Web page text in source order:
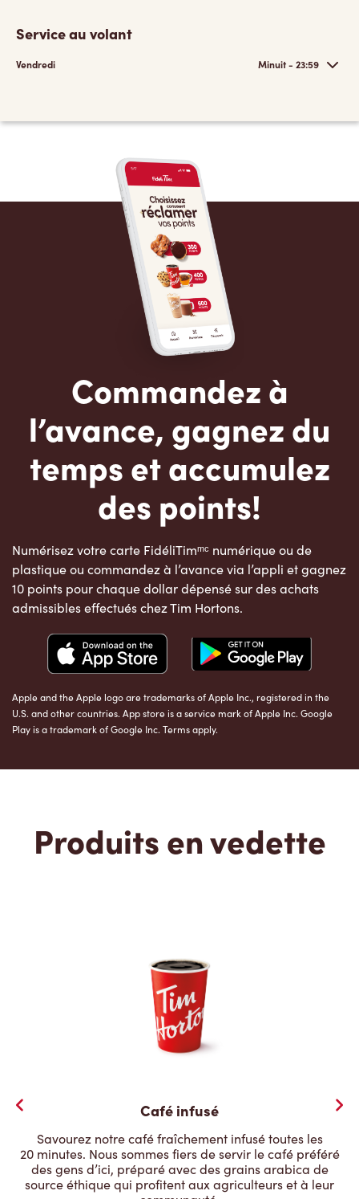
Service au volant
Vendredi Minuit - 23:59
Commandez à
l’avance, gagnez du
temps et accumulez
des points!
Numérisez votre carte FidéliTimᵐᶜ numérique ou de
plastique ou commandez à l’avance via l’appli et gagnez
10 points pour chaque dollar dépensé sur des achats
admissibles effectués chez Tim Hortons.
Apple and the Apple logo are trademarks of Apple Inc., registered in the
U.S. and other countries. App store is a service mark of Apple Inc. Google
Play is a trademark of Google Inc. Terms apply.
Produits en vedette
Café infusé
Savourez notre café fraîchement infusé toutes les
20 minutes. Nous sommes fiers de servir le café préféré
des gens d’ici, préparé avec des grains arabica de
source éthique qui profitent aux agriculteurs et à leur